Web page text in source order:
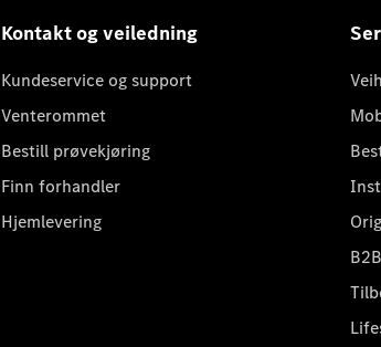
Kontakt og veiledning
Kundeservice og support
Venterommet
Bestill prøvekjøring
Finn forhandler
Hjemlevering